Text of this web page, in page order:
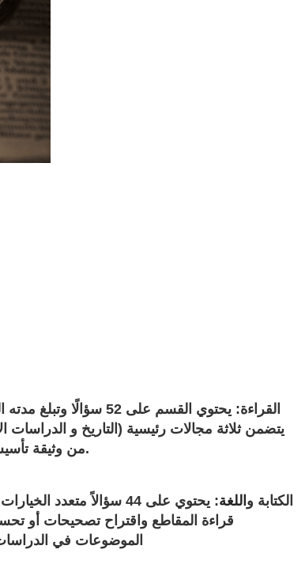
القراءة:
فقرات القراءة في اختبار SAT يتضمن ثلاثة مجالات رئيسية ( التاريخ و الدراسات
من وثيقة تأسيس الولايات المتحدة أو نص ذي صلة؛ فقرة واحدة عن الاقتصاد أو علم النفس أو علم الاجتماع أو علم اجتماعي آخر؛ ومقطعان علميان.
الكتابة و اللغة:
قراءة المقاطع واقتراح تصحيحات أو
الموضوعات في الدراسات